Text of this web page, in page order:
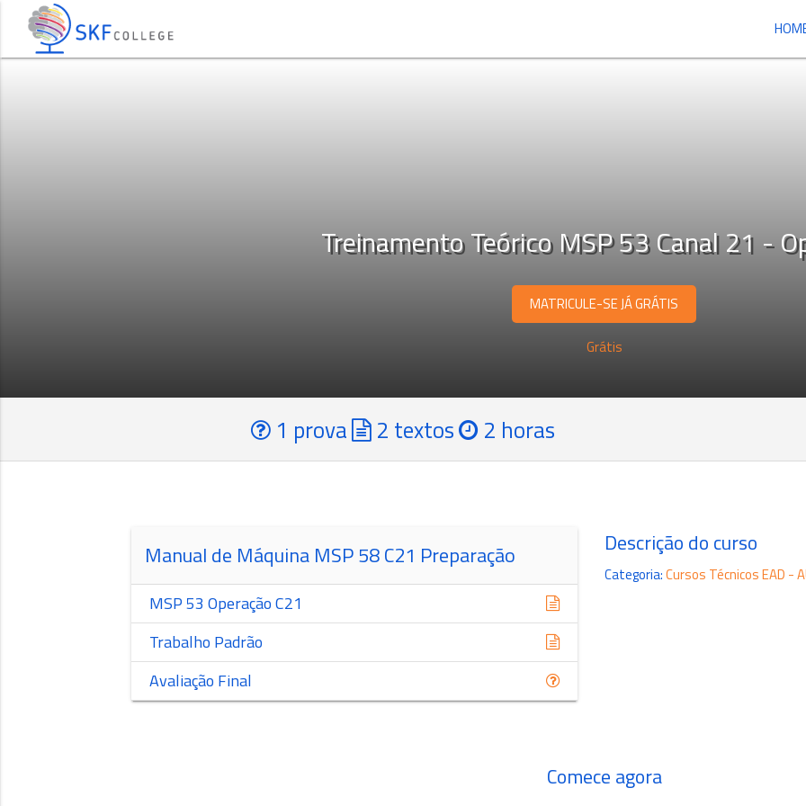
Treinamento Teórico MSP 53 Canal 21 -
MATRICULE-SE JÁ GRÁTIS
Grátis
1 prova 2 textos 2 horas
Manual de Máquina MSP 58 C21 Preparação
MSP 53 Operação C21
Trabalho Padrão
Avaliação Final
Descrição do curso
Categoria:Cursos Técnicos EAD -
Comece agora